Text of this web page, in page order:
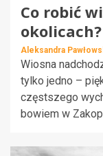
Co robić
okolicach?
Aleksandra
Wiosna
tylko jedno –
częstszego
bowiem w